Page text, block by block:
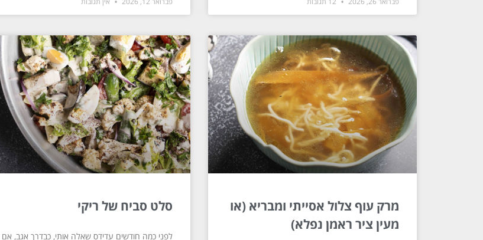
מרק עוף צלול אסייתי ומבריא (או
מעין ציר ראמן נפלא)
סלט סביח של ריקי
לפני כמה חודשים עדידס שאלה אותי, כבדרך אגב, אם